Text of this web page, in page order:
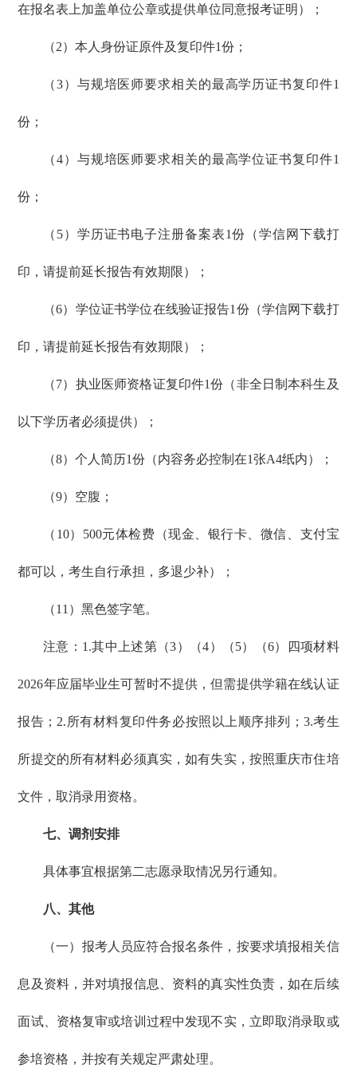
在报名表上加盖单位公章或提供单位同意报考证明）；
（2）本人身份证原件及复印件1份；
（3）与规培医师要求相关的最高学历证书复印件1
份；
（4）与规培医师要求相关的最高学位证书复印件1
份；
（5）学历证书电子注册备案表1份（学信网下载打
印，请提前延长报告有效期限）；
（6）学位证书学位在线验证报告1份（学信网下载打
印，请提前延长报告有效期限）；
（7）执业医师资格证复印件1份（非全日制本科生及
以下学历者必须提供）；
（8）个人简历1份（内容务必控制在1张A4纸内）；
（9）空腹；
（10）500元体检费（现金、银行卡、微信、支付宝
都可以，考生自行承担，多退少补）；
（11）黑色签字笔。
注意：1.其中上述第（3）（4）（5）（6）四项材料
2026年应届毕业生可暂时不提供，但需提供学籍在线认证
报告；2.所有材料复印件务必按照以上顺序排列；3.考生
所提交的所有材料必须真实，如有失实，按照重庆市住培
文件，取消录用资格。
七、调剂安排
具体事宜根据第二志愿录取情况另行通知。
八、其他
（一）报考人员应符合报名条件，按要求填报相关信
息及资料，并对填报信息、资料的真实性负责，如在后续
面试、资格复审或培训过程中发现不实，立即取消录取或
参培资格，并按有关规定严肃处理。